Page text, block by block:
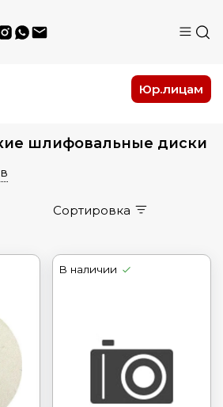
Юр.лицам
шлифовальные диски
Сортировка
В наличии